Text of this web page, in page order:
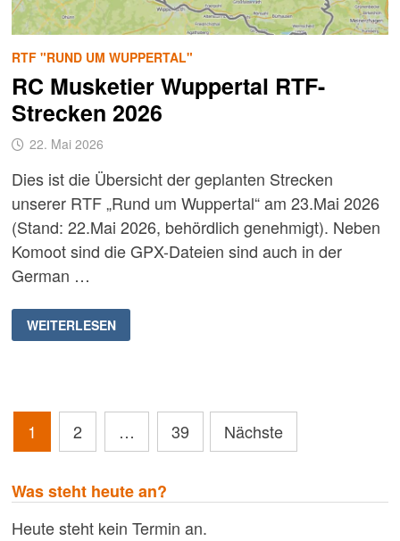
RTF "RUND UM WUPPERTAL"
RC Musketier Wuppertal RTF-
Strecken 2026
22. Mai 2026
Dies ist die Übersicht der geplanten Strecken
unserer RTF „Rund um Wuppertal“ am 23.Mai 2026
(Stand: 22.Mai 2026, behördlich genehmigt). Neben
Komoot sind die GPX-Dateien sind auch in der
German …
RC
MUSKETIER
WUPPERTAL
WEITERLESEN
Seitennummerierung
der
Beiträge
1 2 … 39 Nächste
Was steht heute an?
Heute steht kein Termin an.